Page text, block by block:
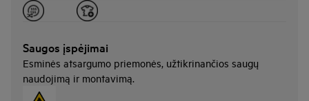
Saugos įspėjimai
Esminės atsargumo priemonės, užtikrinančios saugų
naudojimą ir montavimą.